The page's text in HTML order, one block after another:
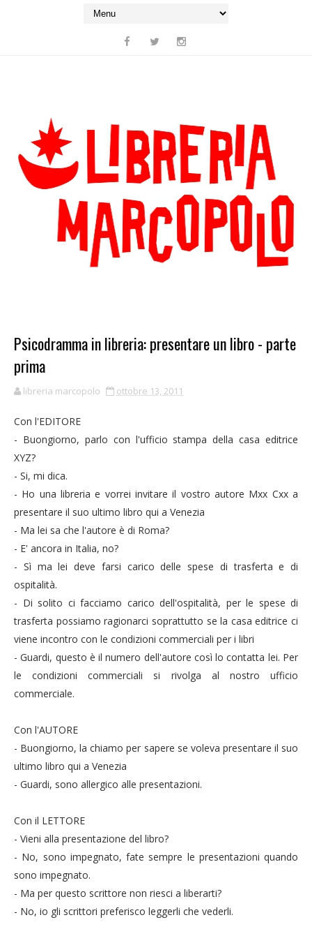
Psicodramma in libreria: presentare un libro - parte
prima
libreria marcopolo ottobre 13, 2011
Con l'EDITORE
- Buongiorno, parlo con l'ufficio stampa della casa editrice
XYZ?
- Si, mi dica.
- Ho una libreria e vorrei invitare il vostro autore Mxx Cxx a
presentare il suo ultimo libro qui a Venezia
- Ma lei sa che l'autore è di Roma?
- E' ancora in Italia, no?
- Sì ma lei deve farsi carico delle spese di trasferta e di
ospitalità.
- Di solito ci facciamo carico dell'ospitalità, per le spese di
trasferta possiamo ragionarci soprattutto se la casa editrice ci
viene incontro con le condizioni commerciali per i libri
- Guardi, questo è il numero dell'autore così lo contatta lei. Per
le condizioni commerciali si rivolga al nostro ufficio
commerciale.
Con l'AUTORE
- Buongiorno, la chiamo per sapere se voleva presentare il suo
ultimo libro qui a Venezia
- Guardi, sono allergico alle presentazioni.
Con il LETTORE
- Vieni alla presentazione del libro?
- No, sono impegnato, fate sempre le presentazioni quando
sono impegnato.
- Ma per questo scrittore non riesci a liberarti?
- No, io gli scrittori preferisco leggerli che vederli.